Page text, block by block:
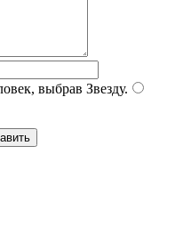
выбрав Звезду.